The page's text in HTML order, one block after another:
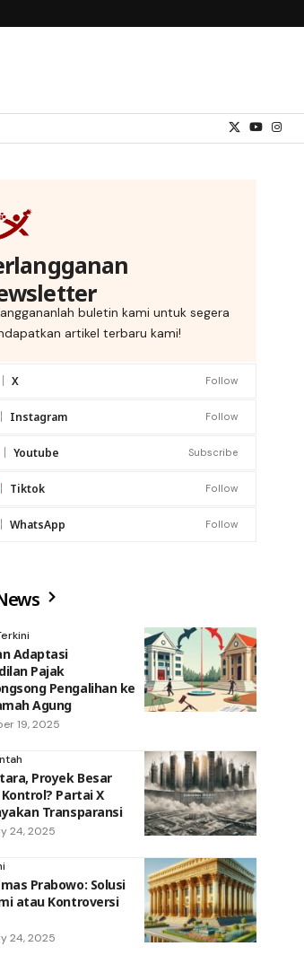
buletin kami untuk segera
artikel terbaru kami!
X Follow
Instagram Follow
Youtube Subscribe
Tiktok Follow
WhatsApp Follow
Adaptasi
Pajak
Pengalihan ke
Agung
19, 2025
Proyek Besar
Partai X
Transparansi
24, 2025
Prabowo: Solusi
atau Kontroversi
24, 2025